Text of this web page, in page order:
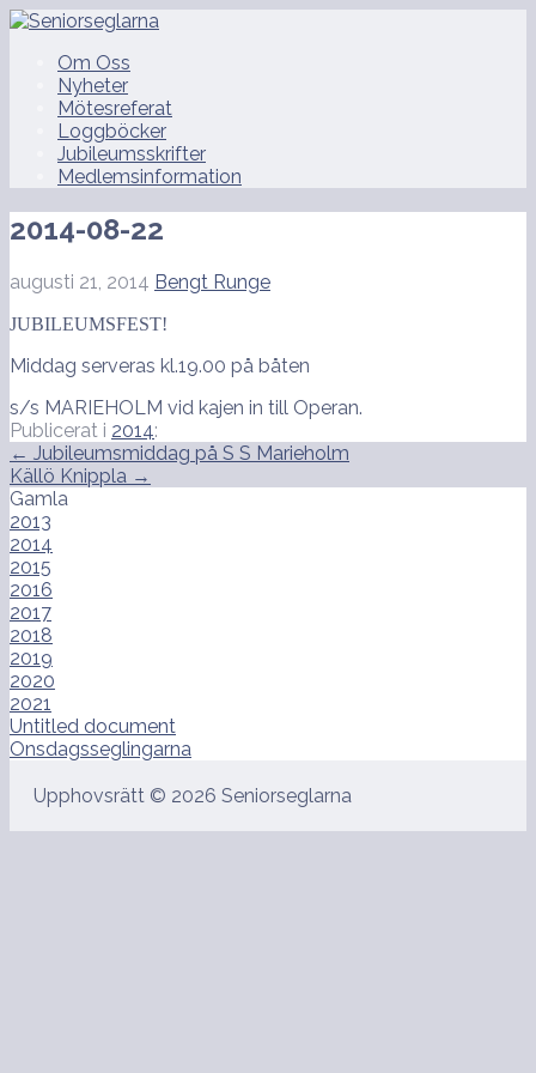
Hoppa
innehållOm Oss
Nyheter
Mötesreferat
Loggböcker
Jubileumsskrifter
Medlemsinformation
2014-08-22
augusti 21, 2014 Bengt Runge
JUBILEUMSFEST!
Middag serveras kl.19.00 på båten
s/s MARIEHOLM vid kajen in till Operan.
Publicerat i 2014:
Inläggsnavigering
← Jubileumsmiddag på S S Marieholm
Källö Knippla →
Gamla
2013
2014
2015
2016
2017
2018
2019
2020
2021
Untitled document
Onsdagsseglingarna
Upphovsrätt © 2026 Seniorseglarna